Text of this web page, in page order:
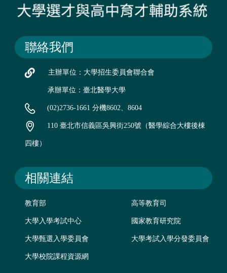
聯絡我們
主辦單位：大學招生委員會聯合會
承辦單位：臺北醫學大學
(02)2736-1661 分機8602、8604
110 臺北市信義區吳興街250號（醫學綜合大樓後棟
四樓）
相關連結
教育部 高等教育司
大學入學考試中心 國家教育研究院
大學甄選入學委員會 大學考試入學分發委員會
大學校院課程資源網